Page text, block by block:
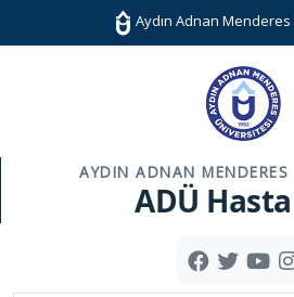
Aydın Adnan
AYDIN ADNAN MENDERES
ADÜ